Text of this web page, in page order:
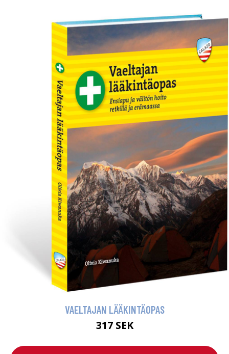
VAELTAJAN LÄÄKINTÄOPAS
317 SEK